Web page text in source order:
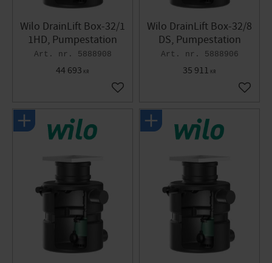
Wilo DrainLift Box-32/1
1HD, Pumpestation
5888908
44 693 KR
Gem som favorit
Wilo DrainLift Box-32/8
DS, Pumpestation
5888906
35 911 KR
Gem